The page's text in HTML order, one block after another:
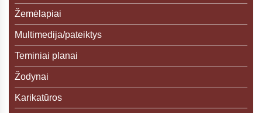
Žemėlapiai
Multimedija/pateiktys
Teminiai planai
Žodynai
Karikatūros